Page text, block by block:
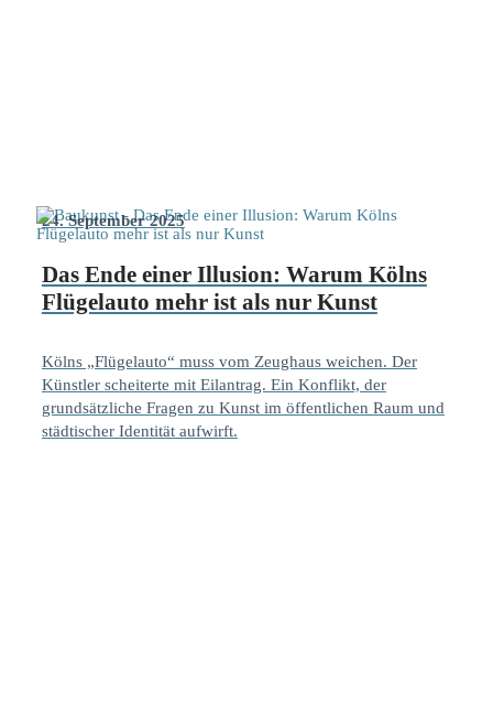
24. September 2025
Das Ende einer Illusion: Warum Kölns
Flügelauto mehr ist als nur Kunst
Kölns „Flügelauto“ muss vom Zeughaus weichen. Der
Künstler scheiterte mit Eilantrag. Ein Konflikt, der
grundsätzliche Fragen zu Kunst im öffentlichen Raum und
städtischer Identität aufwirft.